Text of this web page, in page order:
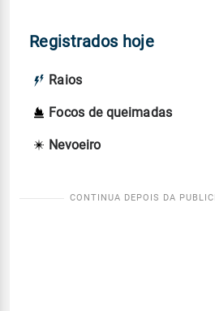
Registrados hoje
Raios
Focos de queimadas
Nevoeiro